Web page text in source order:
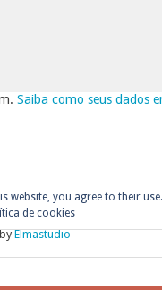
Saiba como seus dados
byElmastudio
website, you agree to their use.
de cookies